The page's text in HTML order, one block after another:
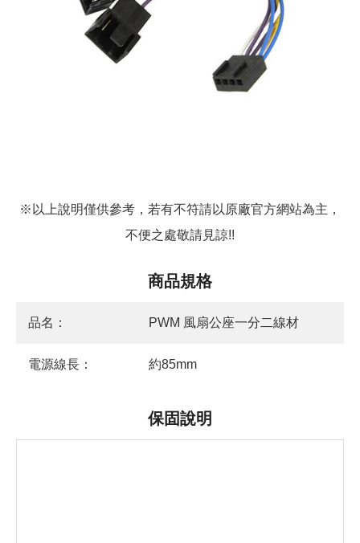
※以上說明僅供參考，若有不符請以原廠官方網站為主，
不便之處敬請見諒!!
商品規格
品名： PWM 風扇公座一分二線材
電源線長： 約85mm
保固說明